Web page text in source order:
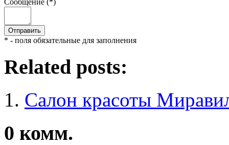
* - поля обязательные для заполнения
Related posts:
Салон красоты
0 комм.